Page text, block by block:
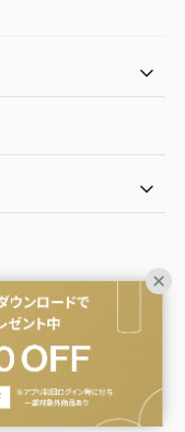
（タンプ）